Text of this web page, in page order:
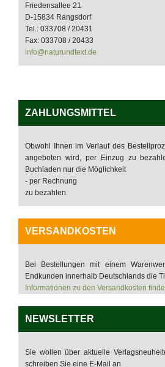
Friedensallee 21
D-15834 Rangsdorf
Tel.: 033708 / 20431
Fax: 033708 / 20433
info@naturundtext.de
ZAHLUNGSMITTEL
Obwohl Ihnen im Verlauf des
angeboten wird, per Einzug zu
Buchladen nur die Möglichkeit
- per Rechnung
zu bezahlen.
VERSANDKOSTEN
Bei Bestellungen mit einem
Endkunden innerhalb Deutschlands die
Informationen zu den Versandkosten
NEWSLETTER
Sie wollen über aktuelle
schreiben Sie eine E-Mail an